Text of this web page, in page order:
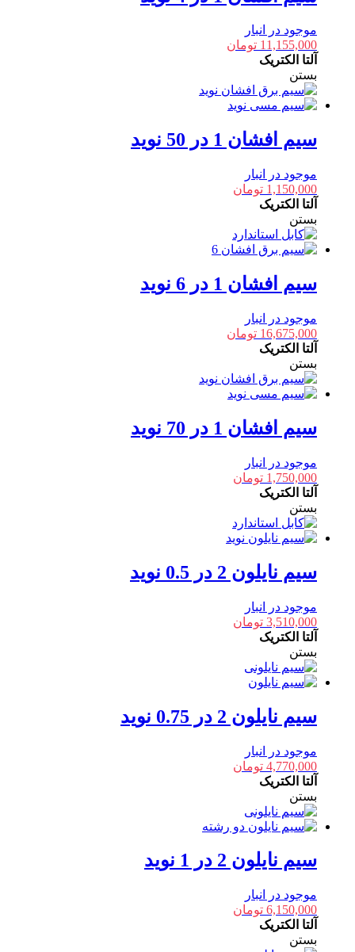
موجود در انبار
11,155,000 تومان
آلتا الکتریک
بستن
سیم افشان 1 در 50 نوید
موجود در انبار
1,150,000 تومان
آلتا الکتریک
بستن
سیم افشان 1 در 6 نوید
موجود در انبار
16,675,000 تومان
آلتا الکتریک
بستن
سیم افشان 1 در 70 نوید
موجود در انبار
1,750,000 تومان
آلتا الکتریک
بستن
سیم نایلون 2 در 0.5 نوید
موجود در انبار
3,510,000 تومان
آلتا الکتریک
بستن
سیم نایلون 2 در 0.75 نوید
موجود در انبار
4,770,000 تومان
آلتا الکتریک
بستن
سیم نایلون 2 در 1 نوید
موجود در انبار
6,150,000 تومان
آلتا الکتریک
بستن